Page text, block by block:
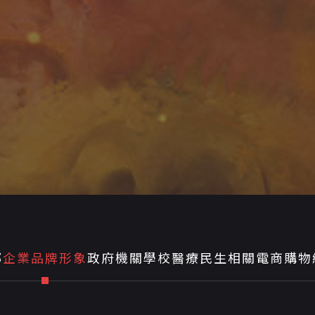
企業品牌形象政府機關學校醫療民生相關電商購